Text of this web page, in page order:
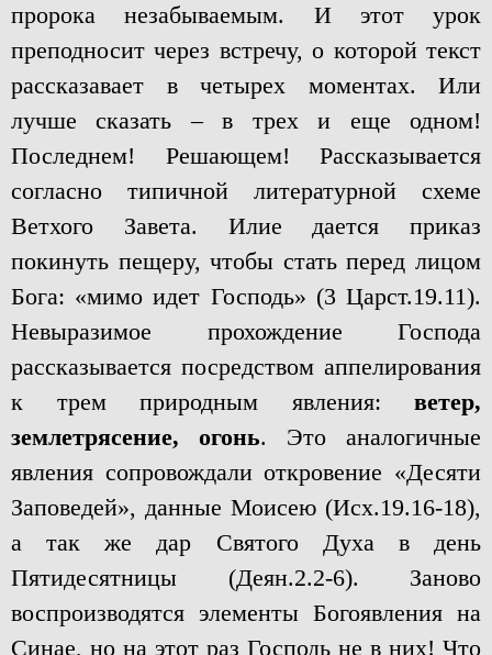
пророка незабываемым. И этот урок
преподносит через встречу, о которой текст
рассказавает в четырех моментах. Или
лучше сказать – в трех и еще одном!
Последнем! Решающем! Рассказывается
согласно типичной литературной схеме
Ветхого Завета. Илие дается приказ
покинуть пещеру, чтобы стать перед лицом
Бога: «мимо идет Господь» (3 Царст.19.11).
Невыразимое прохождение Господа
рассказывается посредством аппелирования
к трем природным явления: ветер,
землетрясение, огонь. Это аналогичные
явления сопровождали откровение «Десяти
Заповедей», данные Моисею (Исх.19.16-18),
а так же дар Святого Духа в день
Пятидесятницы (Деян.2.2-6). Заново
воспроизводятся элементы Богоявления на
Синае, но на этот раз Господь не в них! Что